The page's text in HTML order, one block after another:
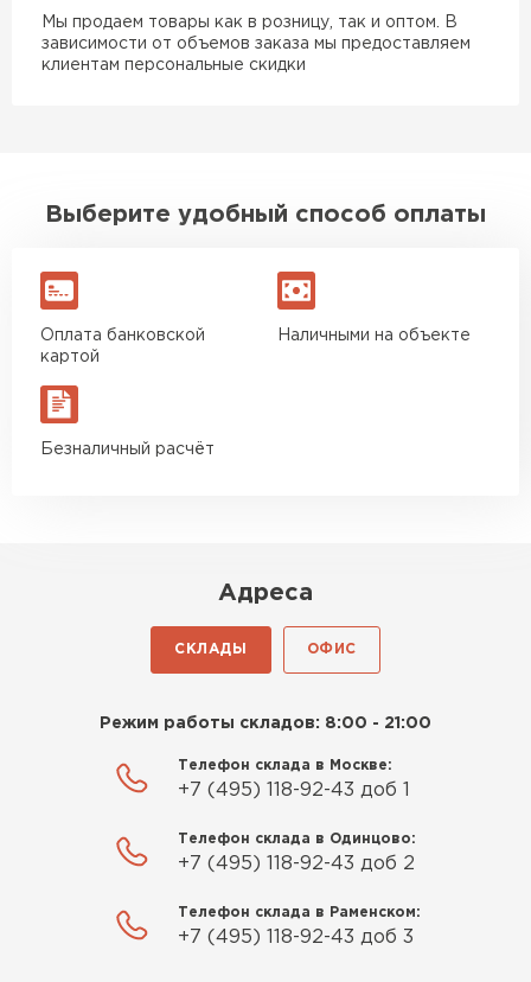
Мы продаем товары как в розницу, так и оптом. В
зависимости от объемов заказа мы предоставляем
клиентам персональные скидки
Выберите удобный способ оплаты
Оплата банковской
картой
Наличными на объекте
Безналичный расчёт
Адреса
СКЛАДЫ ОФИС
Режим работы складов: 8:00 - 21:00
Телефон склада в Москве:
+7 (495) 118-92-43 доб 1
Телефон склада в Одинцово:
+7 (495) 118-92-43 доб 2
Телефон склада в Раменском:
+7 (495) 118-92-43 доб 3